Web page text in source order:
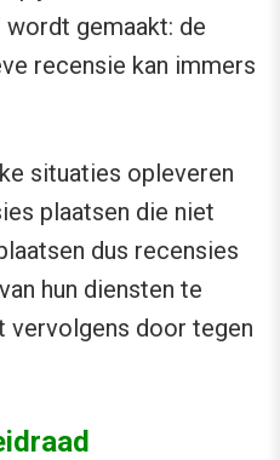
wordt gemaakt: de
recensie kan immers
situaties opleveren
plaatsen die niet
dus recensies
hun diensten te
vervolgens door tegen